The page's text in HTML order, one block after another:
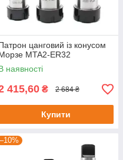
цанговий із конусом
MTA2-ER32
наявності
415,60 ₴ 2 684 ₴
Купити
–10%